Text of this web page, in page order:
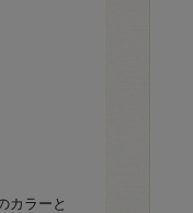
カラーと